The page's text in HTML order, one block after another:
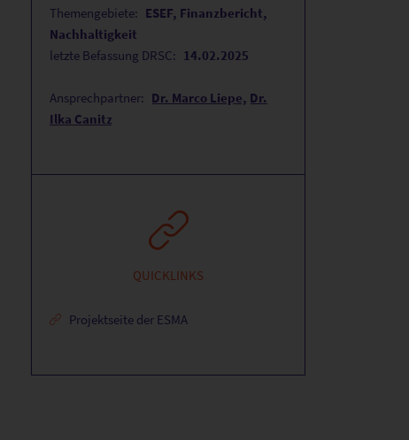
Themengebiete: ESEF, Finanzbericht,
Nachhaltigkeit
letzte Befassung DRSC: 14.02.2025
Ansprechpartner: Dr. Marco Liepe Dr.
Ilka Canitz
QUICKLINKS
Projektseite der ESMA